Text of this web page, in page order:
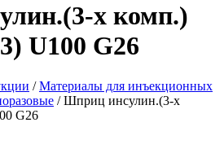
х комп.)
U100 G26
/Материалы для инъекционных
/Шприц инсулин.(3-х
G26